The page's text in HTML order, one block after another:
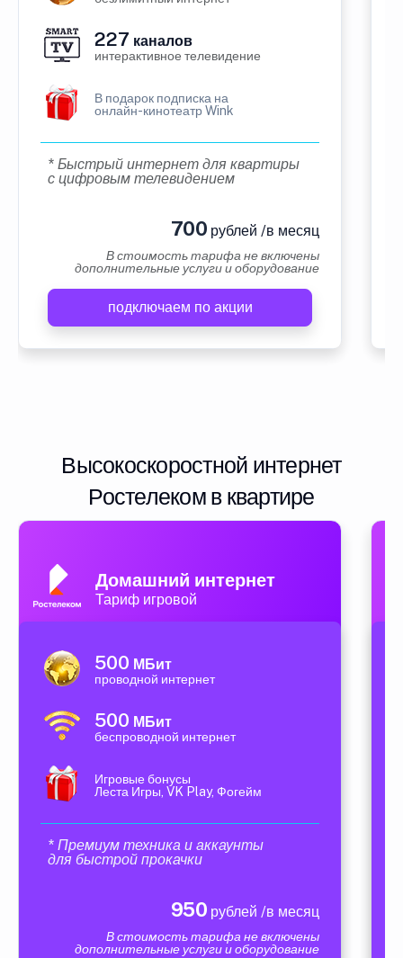
227 каналов
интерактивное телевидение
В подарок подписка на
онлайн-кинотеатр Wink
* Быстрый интернет для квартиры
с цифровым телевидением
700 рублей /в месяц
В стоимость тарифа не включены
дополнительные услуги и оборудование
подключаем по акции
Высокоскоростной интернет
Ростелеком в квартире
Домашний интернет
Тариф игровой
500 МБит
проводной интернет
500 МБит
беспроводной интернет
Игровые бонусы
Леста Игры, VK Play, Фогейм
* Премиум техника и аккаунты
для быстрой прокачки
950 рублей /в месяц
В стоимость тарифа не включены
дополнительные услуги и оборудование